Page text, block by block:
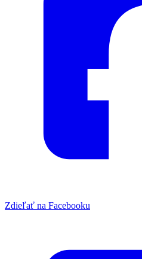
Zdieľať na Facebooku